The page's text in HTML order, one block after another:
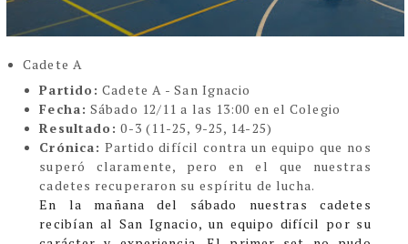
Cadete A
Partido: Cadete A - San Ignacio
Fecha: Sábado 12/11 a las 13:00 en el Colegio
Resultado: 0-3 (11-25, 9-25, 14-25)
Crónica: Partido difícil contra un equipo que nos
superó claramente, pero en el que nuestras
cadetes recuperaron su espíritu de lucha.
En la mañana del sábado nuestras cadetes
recibían al San Ignacio, un equipo difícil por su